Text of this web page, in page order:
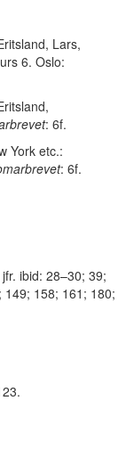
Lars,
6. Oslo:
: 6f.
York etc.:
: 6f.
ibid: 28–30; 39;
158; 161; 180;